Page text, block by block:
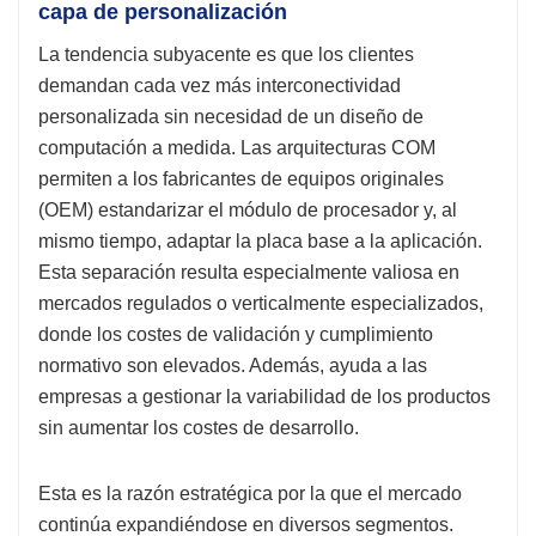
capa de personalización
La tendencia subyacente es que los clientes
demandan cada vez más interconectividad
personalizada sin necesidad de un diseño de
computación a medida. Las arquitecturas COM
permiten a los fabricantes de equipos originales
(OEM) estandarizar el módulo de procesador y, al
mismo tiempo, adaptar la placa base a la aplicación.
Esta separación resulta especialmente valiosa en
mercados regulados o verticalmente especializados,
donde los costes de validación y cumplimiento
normativo son elevados. Además, ayuda a las
empresas a gestionar la variabilidad de los productos
sin aumentar los costes de desarrollo.
Esta es la razón estratégica por la que el mercado
continúa expandiéndose en diversos segmentos.